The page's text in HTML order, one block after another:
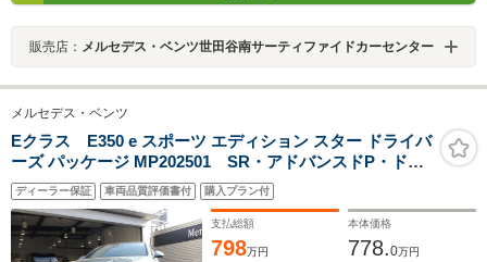
販売店： メルセデス・ベンツ世田谷南サーティファイドカーセンター
メルセデス・ベンツ
Eクラス E350 e スポーツ エディション スター ドライバ
ーズ パッケージ MP202501 SR・アドバンスドP・ドラ
イバーズP・2501
ディーラー保証 車両品質評価書付 購入プラン付
支払総額
798万円
本体価格
778.0万円